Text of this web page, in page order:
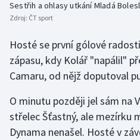
Stolní tenis
Triatlon
Veslování
Vodní slalom
Volejbal
Sestřih a ohlasy utkání Mladá
Zdroj: ČT sport
Hosté se první gólové
zápasu, kdy Kolář "napálil"
Camaru, od nějž doputoval
O minutu později jel sám na
střelec Šťastný, ale mezírku
Dynama nenašel. Hosté v